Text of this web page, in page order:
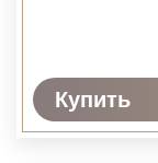
Купить